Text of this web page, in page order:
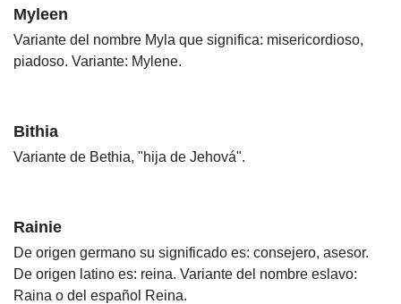
Myleen
Variante del nombre Myla que significa: misericordioso,
piadoso. Variante: Mylene.
Bithia
Variante de Bethia, "hija de Jehová".
Rainie
De origen germano su significado es: consejero, asesor.
De origen latino es: reina. Variante del nombre eslavo:
Raina o del español Reina.